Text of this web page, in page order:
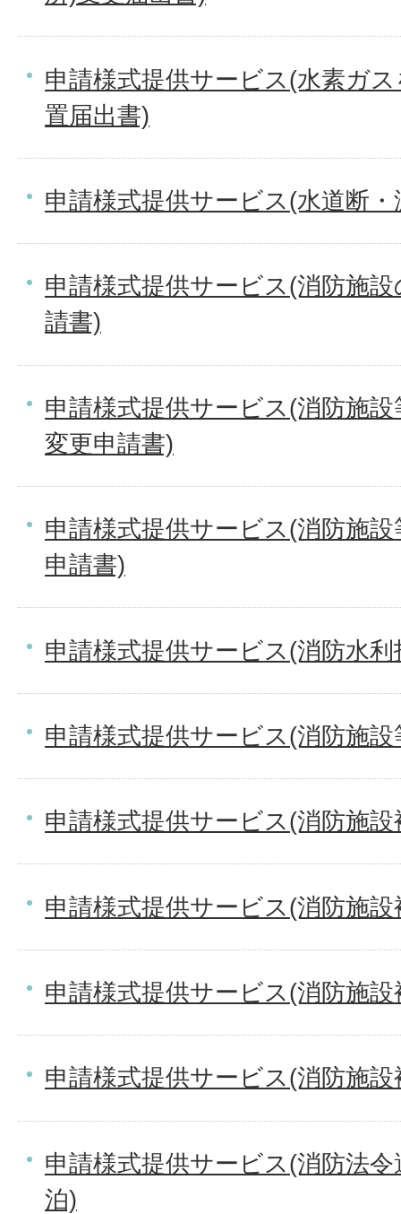
申請様式提供サービス(水素ガ
置届出書)
申請様式提供サービス(水道断
申請様式提供サービス(消防施
請書)
申請様式提供サービス(消防施
変更申請書)
申請様式提供サービス(消防施
申請書)
申請様式提供サービス(消防水
申請様式提供サービス(消防施
申請様式提供サービス(消防施
申請様式提供サービス(消防施
申請様式提供サービス(消防施
申請様式提供サービス(消防施
申請様式提供サービス(消防法
泊)